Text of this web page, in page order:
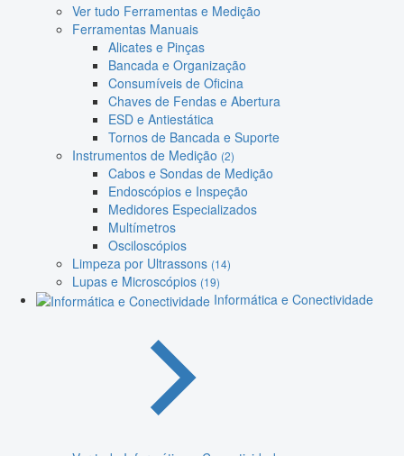
Ver tudo Ferramentas e Medição
Ferramentas Manuais
Alicates e Pinças
Bancada e Organização
Consumíveis de Oficina
Chaves de Fendas e Abertura
ESD e Antiestática
Tornos de Bancada e Suporte
Instrumentos de Medição (2)
Cabos e Sondas de Medição
Endoscópios e Inspeção
Medidores Especializados
Multímetros
Osciloscópios
Limpeza por Ultrassons (14)
Lupas e Microscópios (19)
Informática e Conectividade